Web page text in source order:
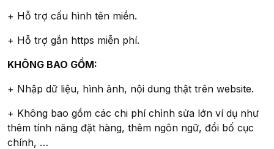
+ Hỗ trợ cấu hình tên miền.
+ Hỗ trợ gắn https miễn phí.
KHÔNG BAO GỒM:
+ Nhập dữ liệu, hình ảnh, nội dung thật trên website.
+ Không bao gồm các chi phí chỉnh sửa lớn ví dụ như
thêm tính năng đặt hàng, thêm ngôn ngữ, đổi bố cục
chính, …